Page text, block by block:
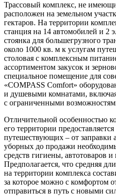
Трассовый комплекс, не
расположен на земельном
гектаров. На территории
станция на 14 автомобилей и 2
стоянка для большегрузного
около 1000 кв. м к услугам
столовая с комплексным
ассортиментом закусок и
специальное помещение для
«COMPASS Comfort»
и душевыми комнатами,
с ограниченными
Отличительной особенностью
его территории
путешествующих – от заправки
уборных до продажи
средств гигиены, автотоваров
Предполагается, что средняя
на территории комплекса
за которое можно с комфортом
отправиться в путь с новыми